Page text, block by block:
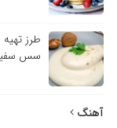
طرز
سس
آهنگ